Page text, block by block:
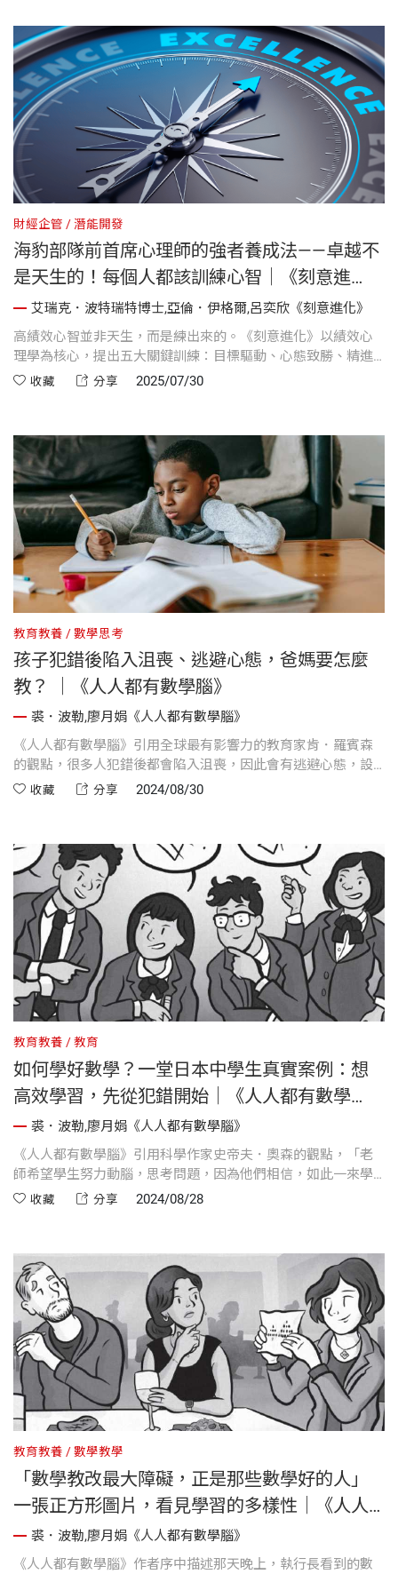
財經企管 潛能開發
海豹部隊前首席心理師的強者養成法——卓越不
是天生的！每個人都該訓練心智｜《刻意進
化》艾瑞克．波特瑞特博士,亞倫．伊格爾,呂奕欣《刻意進化》
高績效心智並非天生，而是練出來的。《刻意進化》以績效心
理學為核心，提出五大關鍵訓練：目標驅動、心態致勝、精進
歷程、逆境韌性、調節復原，幫助你升級內在「軟體」在壓力
收藏 分享 2025/07/30
教育教養 數學思考
孩子犯錯後陷入沮喪、逃避心態，爸媽要怎麼
教？ ｜《人人都有數學腦》
裘．波勒,廖月娟《人人都有數學腦》
《人人都有數學腦》引用全球最有影響力的教育家肯．羅賓森
的觀點，很多人犯錯後都會陷入沮喪，因此會有逃避心態，設
法避免困難的挑戰。那麼我們要如何幫助學生適應這個過程？
收藏 分享 2024/08/30
教育教養 教育
如何學好數學？一堂日本中學生真實案例：想
高效學習，先從犯錯開始｜《人人都有數學
腦》裘．波勒,廖月娟《人人都有數學腦》
《人人都有數學腦》引用科學作家史帝夫．奧森的觀點，「老
師希望學生努力動腦，思考問題，因為他們相信，如此一來學
生才會真正理解數學概念。」
收藏 分享 2024/08/28
教育教養 數學教學
「數學教改最大障礙，正是那些數學好的人」
一張正方形圖片，看見學習的多樣性｜《人人
都有數學腦》作者序
裘．波勒,廖月娟《人人都有數學腦》
《人人都有數學腦》作者序中描述那天晚上，執行長看到的數